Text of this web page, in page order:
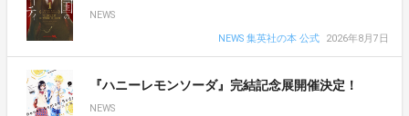
NEWS
NEWS 集英社の本 公式
2026年8月7日
『ハニーレモンソーダ』完結記念展開催決定！
NEWS